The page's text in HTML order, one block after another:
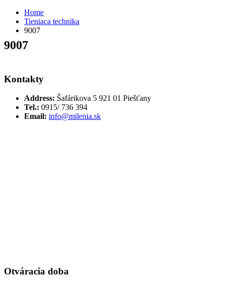
Home
Tieniaca technika
9007
9007
Kontakty
Address: Šafárikova 5 921 01 Piešťany
Tel.: 0915/ 736 394
Email: info@milenia.sk
Otváracia doba